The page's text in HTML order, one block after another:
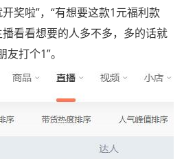
奖啦”，“有想要这款1元福利款
看看想要的人多不多，多的话就
打个1”。